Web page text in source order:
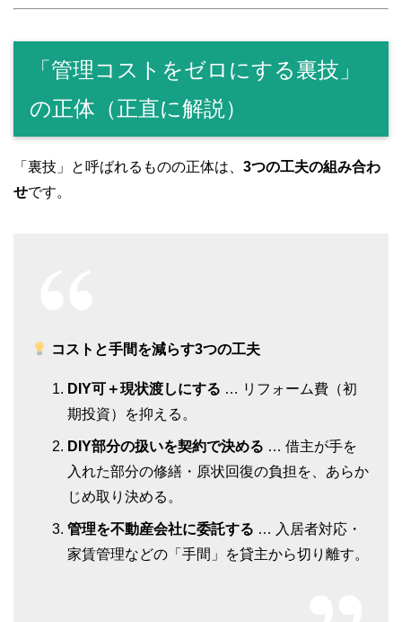
「管理コストをゼロにする裏技」
の正体（正直に解説）
「裏技」と呼ばれるものの正体は、 3つの工夫の組み合わ
せです。
コストと手間を減らす3つの工夫
DIY可＋現状渡しにする … リフォーム費（初
期投資）を抑える。
DIY部分の扱いを契約で決める … 借主が手を
入れた部分の修繕・原状回復の負担を、あらか
じめ取り決める。
管理を不動産会社に委託する … 入居者対応・
家賃管理などの「手間」を貸主から切り離す。